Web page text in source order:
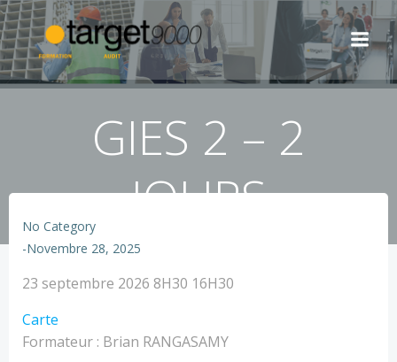
Aller
au
contenu
GIES 2 – 2
JOURS
No Category
-Novembre 28, 2025
GIES
-
2
23 septembre 2026 8H30 16H30
Carte
-
Formateur : Brian RANGASAMY